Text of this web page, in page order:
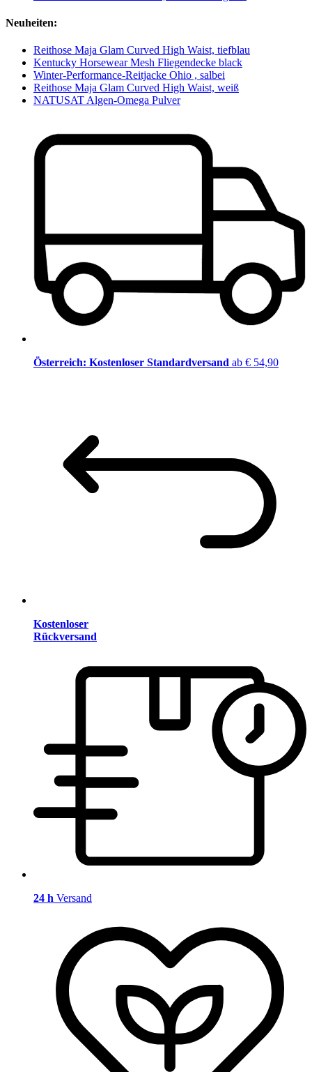
Neuheiten:
Reithose Maja Glam Curved High Waist, tiefblau
Kentucky Horsewear Mesh Fliegendecke black
Winter-Performance-Reitjacke Ohio , salbei
Reithose Maja Glam Curved High Waist, weiß
NATUSAT Algen-Omega Pulver
Österreich: Kostenloser Standardversand ab € 54,90
Kostenloser
Rückversand
24 h Versand